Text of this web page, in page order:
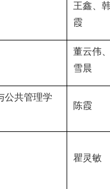
王鑫、
霞
董云伟
雪晨
公共管理学
陈霞
瞿灵敏